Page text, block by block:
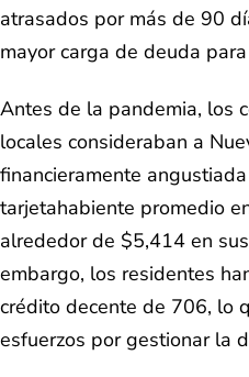
atrasados por más de 90
mayor carga de deuda
Antes de la pandemia, los
locales consideraban a
financieramente
tarjetahabiente promedio
alrededor de $5,414 en
embargo, los residentes
crédito decente de 706, lo
esfuerzos por gestionar la